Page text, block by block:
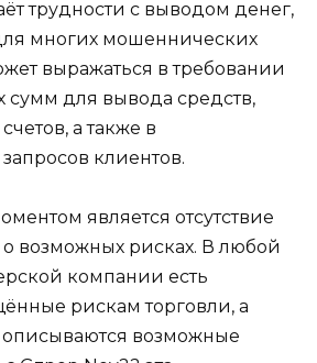
трудности с выводом денег,
многих мошеннических
выражаться в требовании
сумм для вывода средств,
а также в
клиентов.
является отсутствие
о возможных рисках. В любой
компании есть
рискам торговли, а
возможные